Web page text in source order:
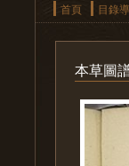
首頁
目錄
本草圖